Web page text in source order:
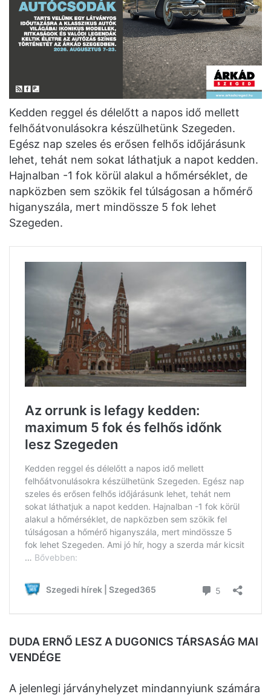
Kedden reggel és délelőtt a napos idő mellett
felhőátvonulásokra készülhetünk Szegeden.
Egész nap szeles és erősen felhős időjárásunk
lehet, tehát nem sokat láthatjuk a napot kedden.
Hajnalban -1 fok körül alakul a hőmérséklet, de
napközben sem szökik fel túlságosan a hőmérő
higanyszála, mert mindössze 5 fok lehet
Szegeden.
DUDA ERNŐ LESZ A DUGONICS TÁRSASÁG MAI
VENDÉGE
A jelenlegi járványhelyzet mindannyiunk számára